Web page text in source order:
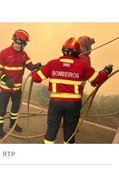
estimam que vai levar
o fogo. Mais de
no terreno no combate
RTP